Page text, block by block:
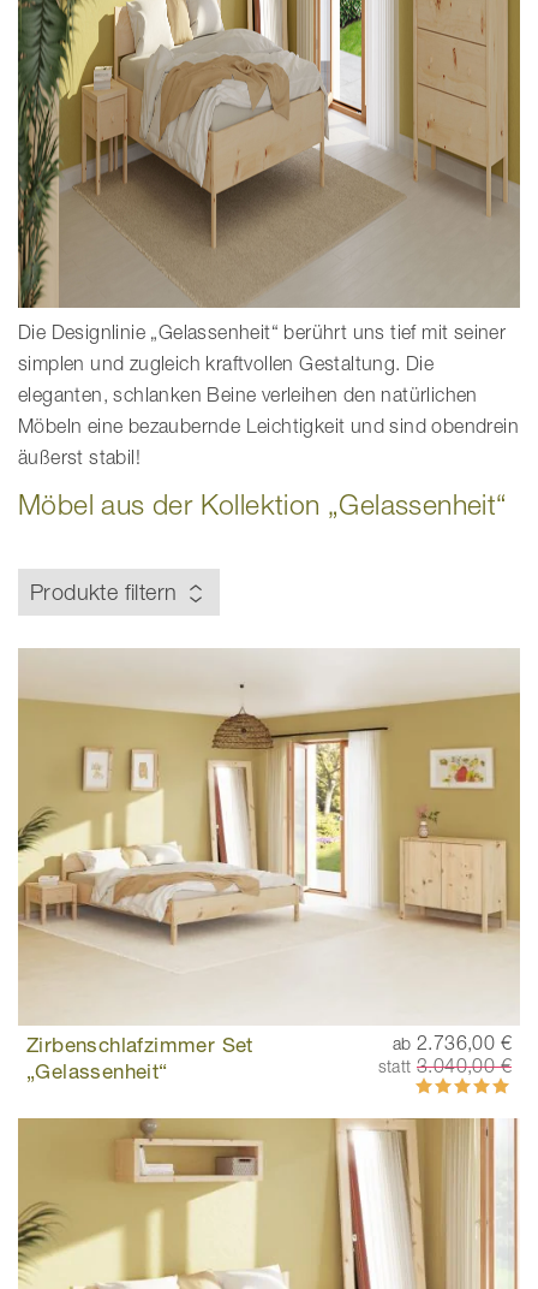
Die Designlinie „Gelassenheit“ berührt uns tief mit seiner
simplen und zugleich kraftvollen Gestaltung. Die
eleganten, schlanken Beine verleihen den natürlichen
Möbeln eine bezaubernde Leichtigkeit und sind obendrein
äußerst stabil!
Möbel aus der Kollektion „Gelassenheit“
Zirbenschlafzimmer Set
„Gelassenheit“
ab 2.736,00 €
statt 3.040,00 €
Bewertung:
100%
Produkte filtern